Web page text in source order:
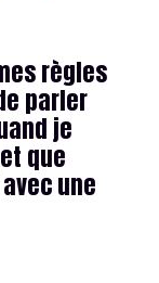
règles
parler
je
que
une